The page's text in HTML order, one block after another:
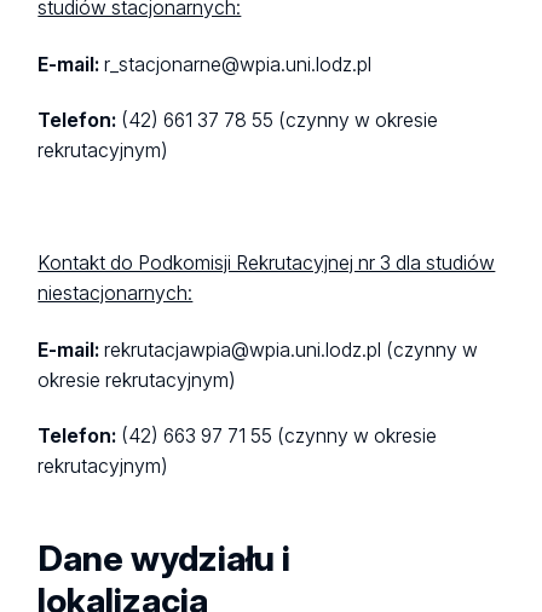
studiów stacjonarnych:
E-mail: r_stacjonarne@wpia.uni.lodz.pl
Telefon: (42) 661 37 78 55 (czynny w okresie
rekrutacyjnym)
Kontakt do Podkomisji Rekrutacyjnej nr 3 dla studiów
niestacjonarnych:
E-mail: rekrutacjawpia@wpia.uni.lodz.pl (czynny w
okresie rekrutacyjnym)
Telefon: (42) 663 97 71 55 (czynny w okresie
rekrutacyjnym)
Dane wydziału i
lokalizacja